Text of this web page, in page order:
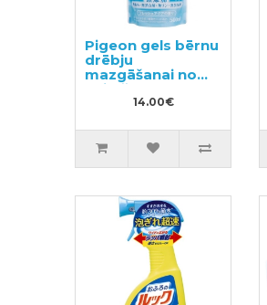
Pigeon gels bērnu
drēbju
mazgāšanai no
dzimšanas,
pildviela 500ml
14.00€